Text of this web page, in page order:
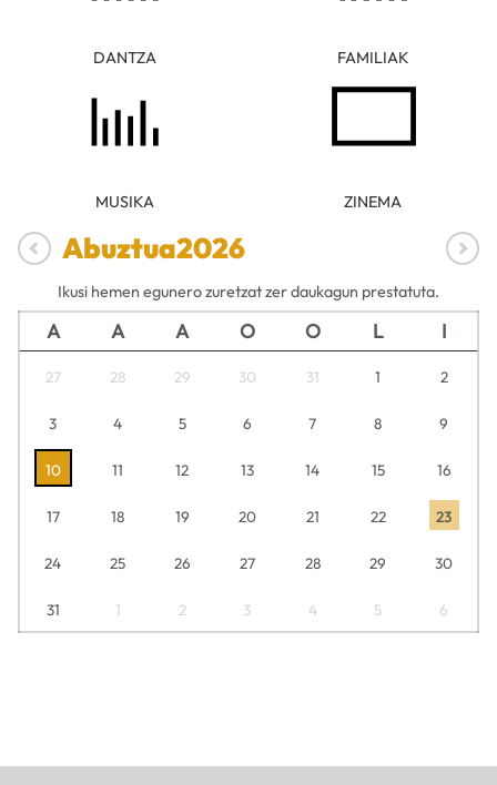
DANTZA FAMILIAK
MUSIKA ZINEMA
Abuztua2026
Ikusi hemen egunero zuretzat zer daukagun prestatuta.
A A A O O L I
27 28 29 30 31 1 2
3 4 5 6 7 8 9
10 11 12 13 14 15 16
17 18 19 20 21 22 23
24 25 26 27 28 29 30
31 1 2 3 4 5 6